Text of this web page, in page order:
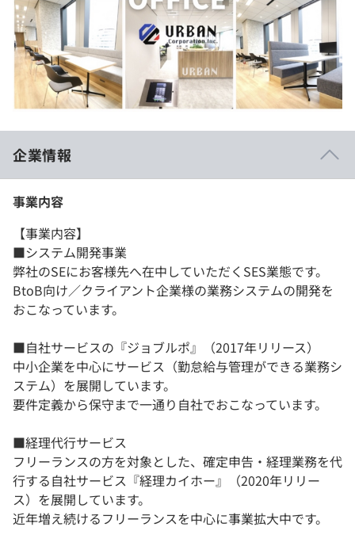
企業情報
事業内容
【事業内容】
■システム開発事業
弊社のSEにお客様先へ在中していただくSES業態です。
BtoB向け／クライアント企業様の業務システムの開発を
おこなっています。
■自社サービスの『ジョブルポ』（2017年リリース）
中小企業を中心にサービス（勤怠給与管理ができる業務シ
ステム）を展開しています。
要件定義から保守まで一通り自社でおこなっています。
■経理代行サービス
フリーランスの方を対象とした、確定申告・経理業務を代
行する自社サービス『経理カイホー』（2020年リリー
ス）を展開しています。
近年増え続けるフリーランスを中心に事業拡大中です。